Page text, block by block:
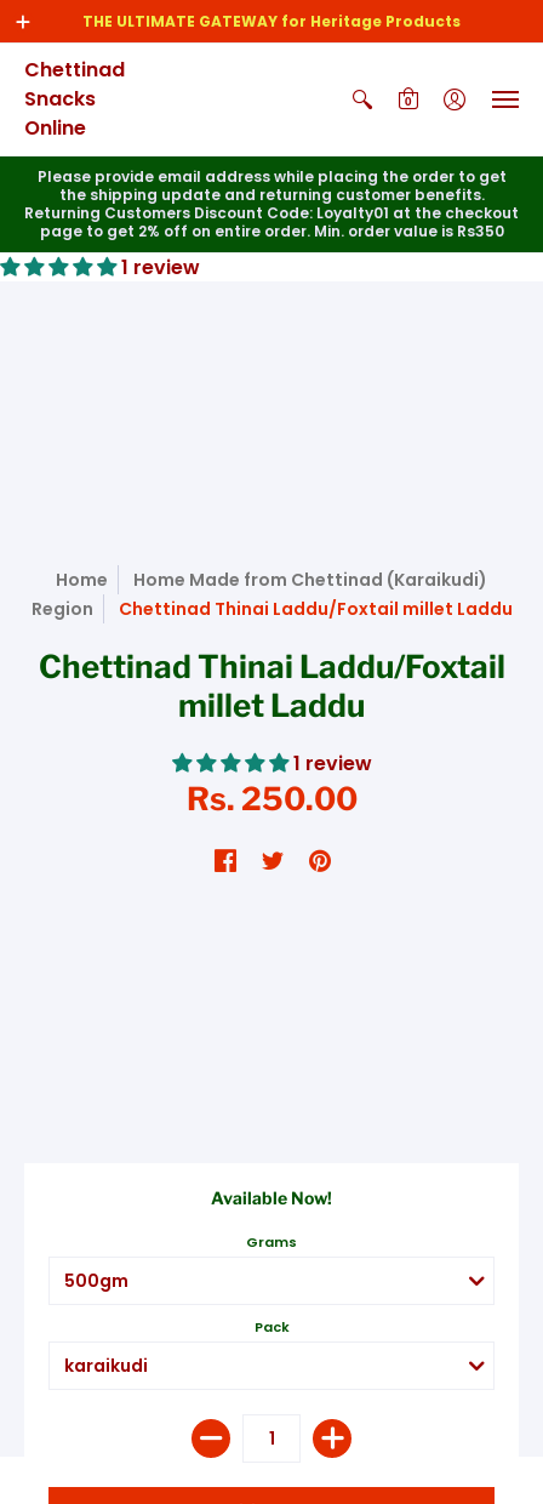
THE ULTIMATE GATEWAY for Heritage Products
Chettinad
Snacks
Online
0
Please provide email address while placing the order to get
the shipping update and returning customer benefits.
Returning Customers Discount Code: Loyalty01 at the checkout
page to get 2% off on entire order. Min. order value is Rs350
1 review
Home
Home Made from Chettinad (Karaikudi)
Region
Chettinad Thinai Laddu/Foxtail millet Laddu
Chettinad Thinai Laddu/Foxtail
millet Laddu
1 review
Rs. 250.00
Available Now!
Grams
Pack